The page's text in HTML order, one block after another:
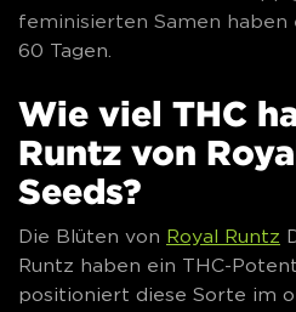
feminisierten Samen haben
60 Tagen.
Wie viel THC
Runtz von
Seeds?
Die Blüten von Royal Runtz
Runtz haben ein THC-
positioniert diese Sorte im